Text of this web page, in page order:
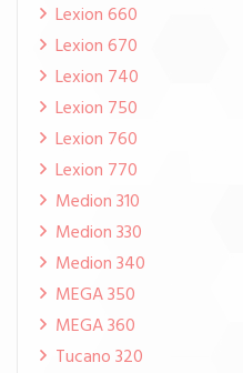
Lexion 660
Lexion 670
Lexion 740
Lexion 750
Lexion 760
Lexion 770
Medion 310
Medion 330
Medion 340
MEGA 350
MEGA 360
Tucano 320